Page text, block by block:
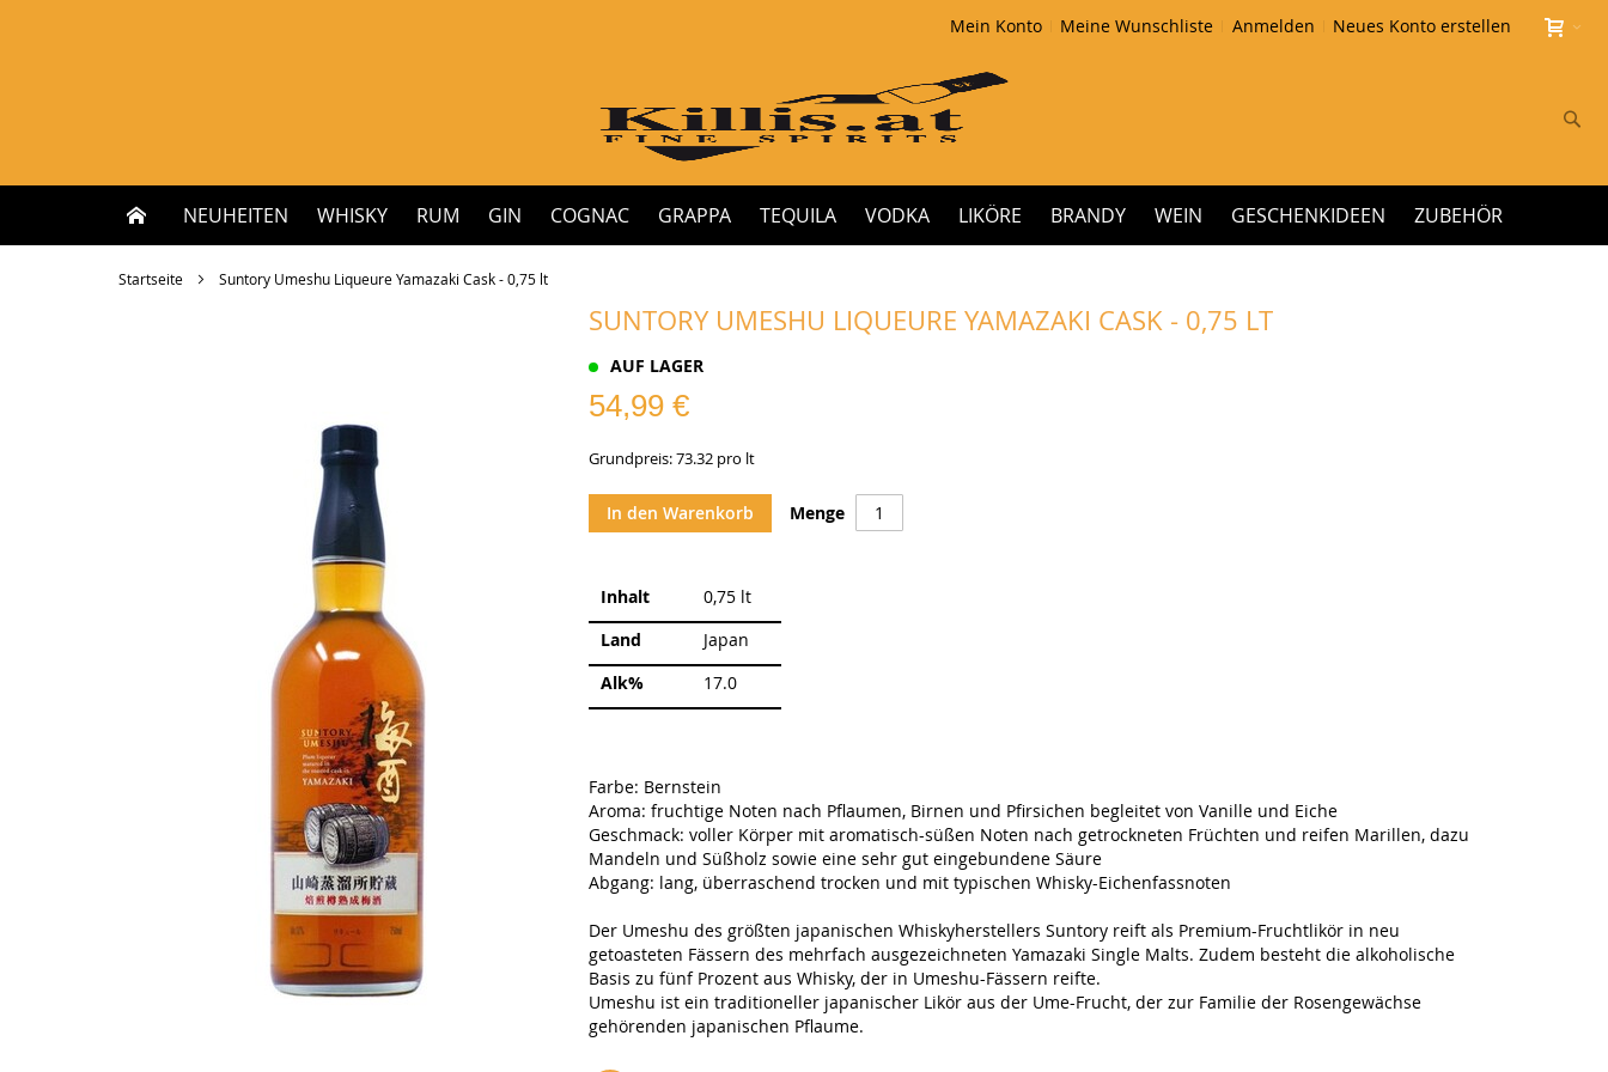
Mein Konto Meine Wunschliste Anmelden Neues Konto erstellen
NEUHEITEN WHISKY RUM GIN COGNAC GRAPPA TEQUILA VODKA LIKÖRE BRANDY WEIN GESCHENKIDEEN ZUBEHÖR
Startseite Suntory Umeshu Liqueure Yamazaki Cask - 0,75 lt
SUNTORY UMESHU LIQUEURE YAMAZAKI CASK - 0,75 LT
AUF LAGER
54,99 €
Grundpreis: 73.32 pro lt
Menge
In den Warenkorb
Weitere
Inhalt
0,75 lt
Land
Japan
Alk%
17.0
Farbe: Bernstein
Aroma: fruchtige Noten nach Pflaumen, Birnen und Pfirsichen begleitet von Vanille und Eiche
Geschmack: voller Körper mit aromatisch-süßen Noten nach getrockneten Früchten und reifen Marillen, dazu
Mandeln und Süßholz sowie eine sehr gut eingebundene Säure
Abgang: lang, überraschend trocken und mit typischen Whisky-Eichenfassnoten
Der Umeshu des größten japanischen Whiskyherstellers Suntory reift als Premium-Fruchtlikör in neu
getoasteten Fässern des mehrfach ausgezeichneten Yamazaki Single Malts. Zudem besteht die alkoholische
Basis zu fünf Prozent aus Whisky, der in Umeshu-Fässern reifte.
Umeshu ist ein traditioneller japanischer Likör aus der Ume-Frucht, der zur Familie der Rosengewächse
gehörenden japanischen Pflaume.